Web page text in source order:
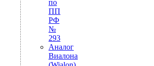
по
ПП
РФ
№
293
Аналог
Виалона